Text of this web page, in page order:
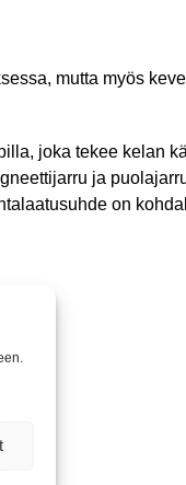
mutta myös
joka tekee kelan
ja
on